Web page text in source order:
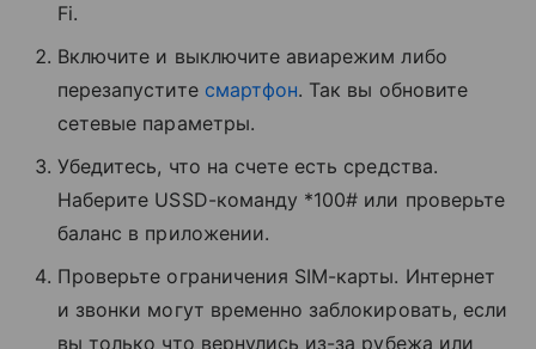
Fi.
Включите и выключите авиарежим либо
перезапустите смартфон. Так вы обновите
сетевые параметры.
Убедитесь, что на счете есть средства.
Наберите USSD-команду *100# или проверьте
баланс в приложении.
Проверьте ограничения SIM-карты. Интернет
и звонки могут временно заблокировать, если
вы только что вернулись из-за рубежа или